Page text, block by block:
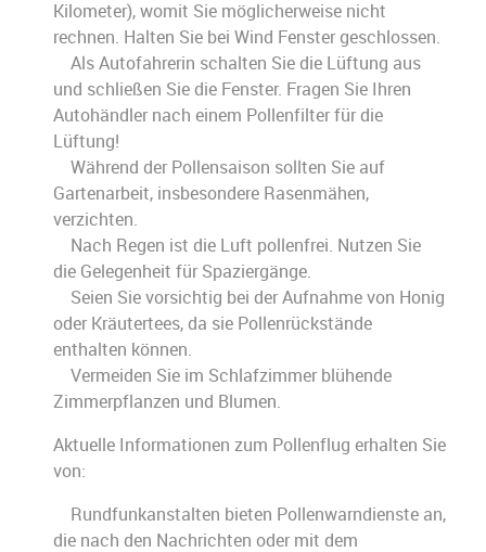
Kilometer), womit Sie möglicherweise nicht
rechnen. Halten Sie bei Wind Fenster geschlossen.
Als Autofahrerin schalten Sie die Lüftung aus
und schließen Sie die Fenster. Fragen Sie Ihren
Autohändler nach einem Pollenfilter für die
Lüftung!
Während der Pollensaison sollten Sie auf
Gartenarbeit, insbesondere Rasenmähen,
verzichten.
Nach Regen ist die Luft pollenfrei. Nutzen Sie
die Gelegenheit für Spaziergänge.
Seien Sie vorsichtig bei der Aufnahme von Honig
oder Kräutertees, da sie Pollenrückstände
enthalten können.
Vermeiden Sie im Schlafzimmer blühende
Zimmerpflanzen und Blumen.
Aktuelle Informationen zum Pollenflug erhalten Sie
von:
Rundfunkanstalten bieten Pollenwarndienste an,
die nach den Nachrichten oder mit dem